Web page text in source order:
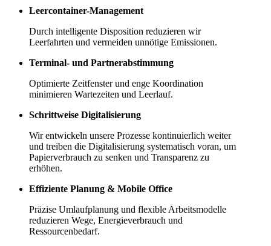
Leercontainer-Management
Durch intelligente Disposition reduzieren wir
Leerfahrten und vermeiden unnötige Emissionen.
Terminal- und Partnerabstimmung
Optimierte Zeitfenster und enge Koordination
minimieren Wartezeiten und Leerlauf.
Schrittweise Digitalisierung
Wir entwickeln unsere Prozesse kontinuierlich weiter
und treiben die Digitalisierung systematisch voran, um
Papierverbrauch zu senken und Transparenz zu
erhöhen.
Effiziente Planung & Mobile Office
Präzise Umlaufplanung und flexible Arbeitsmodelle
reduzieren Wege, Energieverbrauch und
Ressourcenbedarf.